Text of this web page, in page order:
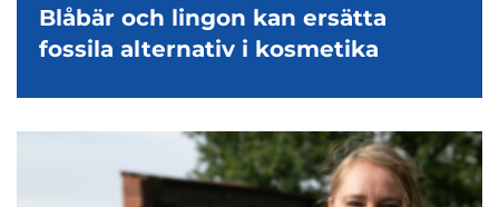
Blåbär och lingon kan ersätta
fossila alternativ i kosmetika